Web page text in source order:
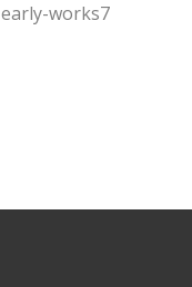
early-works7